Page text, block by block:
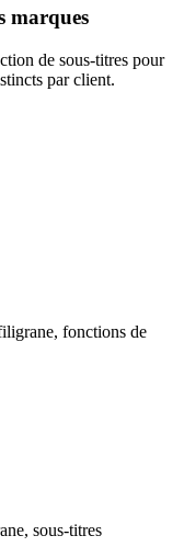
marques
de sous-titres pour
par client.
fonctions de
sous-titres